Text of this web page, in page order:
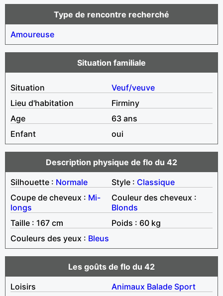
Type de rencontre recherché
Amoureuse
Situation familiale
Situation
Veuf/veuve
Lieu d'habitation
Firminy
Age
63 ans
Enfant
oui
Description physique de flo du 42
Silhouette : Normale Style : Classique
Coupe de cheveux : Mi-
longs
Couleur des cheveux :
Blonds
Taille : 167 cm
Poids : 60 kg
Couleurs des yeux : Bleus
Les goûts de flo du 42
Loisirs
Animaux Balade Sport